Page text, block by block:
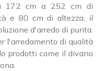
172 cm a 252 cm di
e 80 cm di altezza, il
d'arredo di punta.
l'arredamento di qualità
prodotti come il divano